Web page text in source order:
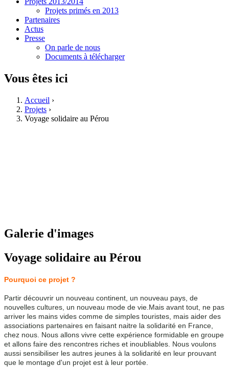
Projets primés en 2013
Partenaires
Actus
Presse
On parle de nous
Documents à télécharger
Vous êtes ici
Accueil ›
Projets ›
Voyage solidaire au Pérou
Galerie d'images
Voyage solidaire au Pérou
Pourquoi ce projet ?
Partir découvrir un nouveau continent, un nouveau pays, de
nouvelles cultures, un nouveau mode de vie. Mais avant tout, ne pas
arriver les mains vides comme de simples touristes, mais aider des
associations partenaires en faisant naitre la solidarité en France,
chez nous. Nous allons vivre cette expérience formidable en groupe
et allons faire des rencontres riches et inoubliables. Nous voulons
aussi sensibiliser les autres jeunes à la solidarité en leur prouvant
que le montage d'un projet est à leur portée.